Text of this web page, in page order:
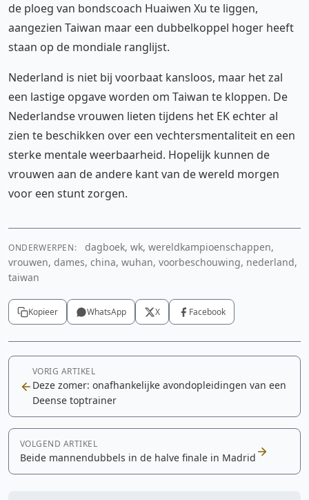
de ploeg van bondscoach Huaiwen Xu te liggen,
aangezien Taiwan maar een dubbelkoppel hoger heeft
staan op de mondiale ranglijst.
Nederland is niet bij voorbaat kansloos, maar het zal
een lastige opgave worden om Taiwan te kloppen. De
Nederlandse vrouwen lieten tijdens het EK echter al
zien te beschikken over een vechtersmentaliteit en een
sterke mentale weerbaarheid. Hopelijk kunnen de
vrouwen aan de andere kant van de wereld morgen
voor een stunt zorgen.
ONDERWERPEN:
dagboek, wk, wereldkampioenschappen,
vrouwen, dames, china, wuhan, voorbeschouwing, nederland,
taiwan
Kopieer WhatsApp X Facebook
VORIG ARTIKEL
Deze zomer: onafhankelijke avondopleidingen van een
Deense toptrainer
VOLGEND ARTIKEL
Beide mannendubbels in de halve finale in Madrid